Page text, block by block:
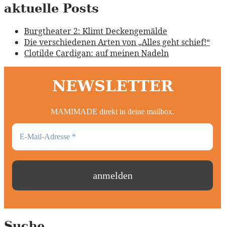
aktuelle Posts
Burgtheater 2: Klimt Deckengemälde
Die verschiedenen Arten von „Alles geht schief!“
Clotilde Cardigan: auf meinen Nadeln
NEWSLETTER
MAMIMADE direkt in deine mailbox.